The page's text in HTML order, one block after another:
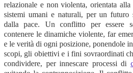
relazionale e non violenta, orientata
sistemi umani e naturali, per un futuro
dalla pace. Un conflitto per essere
contenere le dinamiche violente, far
e le verità di ogni posizione, ponendole
scopi, gli obiettivi e i fini sovraordinati
condividere, per innescare processi di